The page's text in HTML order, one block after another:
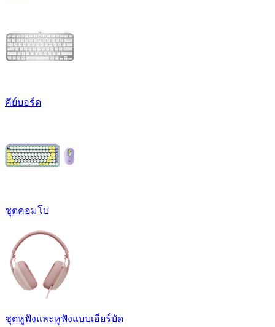
คีย์บอร์ด
ชุดคอมโบ
ชุดหูฟังและหูฟังแบบเอียร์บัด